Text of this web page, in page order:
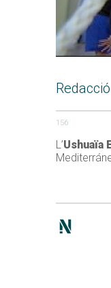
Redacció
156
L’Ushuaïa